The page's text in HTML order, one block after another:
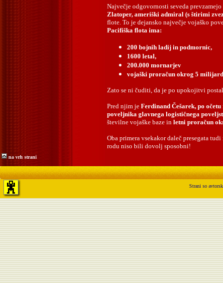
Največje odgovornosti seveda
Zlatoper, ameriški admiral (s štirimi
flote. To je dejansko največje vojaško
Pacifiška flota ima:
200 bojnih ladij in podmornic,
1600 letal,
200.000 mornarjev
vojaški proračun okrog 5
Zato se ni čuditi, da je po upokojitvi
Pred njim je Ferdinand Češarek, po
poveljnika glavnega logističnega
številne vojaške baze in letni proračun
Oba primera vsekakor daleč presegata
rodu niso bili dovolj sposobni!
na vrh strani
Strani so